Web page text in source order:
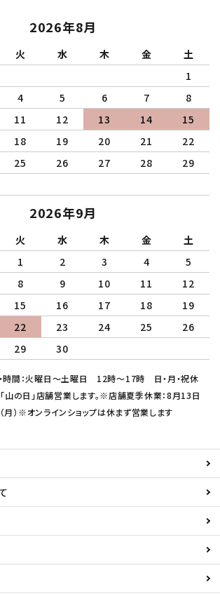
2026年8月
火 水 木 金
土
1
4 5 6 7
8
11 12 13 14
15
18 19 20 21
22
25 26 27 28
29
2026年9月
火 水 木 金
土
1
2 3 4
5
8 9 10 11
12
15 16 17 18
19
22 23 24 25
26
29 30
時間：火曜日～土曜日 12時～17時 日・月・祝休
山の日」店舗営業します。※店舗夏季休業：8月13日
月）※オンラインショップは休まず営業します